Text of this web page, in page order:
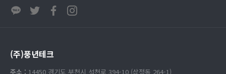
(주)풍년테크
주소 : 14450 경기도 부천시 석천로 394-10 (삼정동 264-1)